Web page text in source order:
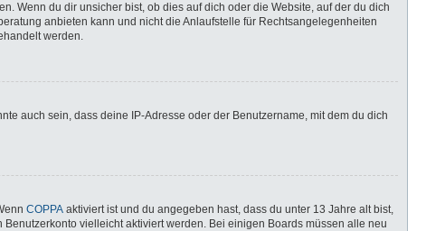
Wenn du dir unsicher bist, ob dies auf dich oder die Website, auf der du dich
anbieten kann und nicht die Anlaufstelle für Rechtsangelegenheiten
werden.
auch sein, dass deine IP-Adresse oder der Benutzername, mit dem du dich
COPPA aktiviert ist und du angegeben hast, dass du unter 13 Jahre alt bist,
vielleicht aktiviert werden. Bei einigen Boards müssen alle neu